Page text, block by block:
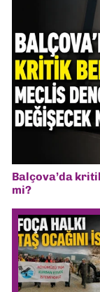
Balçova’da
mi?